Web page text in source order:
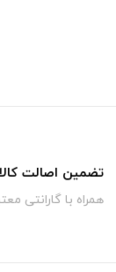
تضمین اصالت کالا
همراه با گارانتی